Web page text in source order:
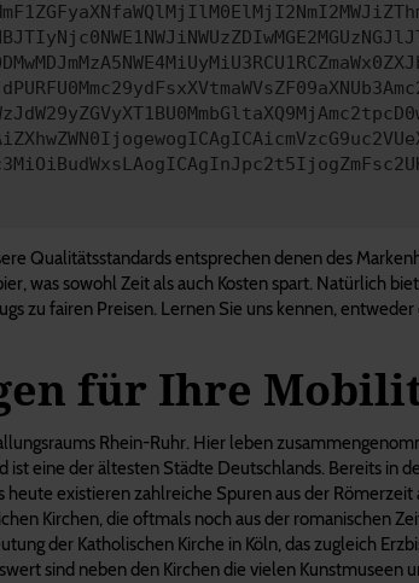
Qualitätsstandards entsprechen denen des
was sowohl Zeit als auch Kosten spart. Natürlich
zu fairen Preisen. Lernen Sie uns kennen,
für Ihre
Rhein-Ruhr. Hier leben
eine der ältesten Städte Deutschlands. Bereits in
existieren zahlreiche Spuren aus der
Kirchen, die oftmals noch aus der romanischen
der Katholischen Kirche in Köln, das zugleich
sind neben den Kirchen die vielen